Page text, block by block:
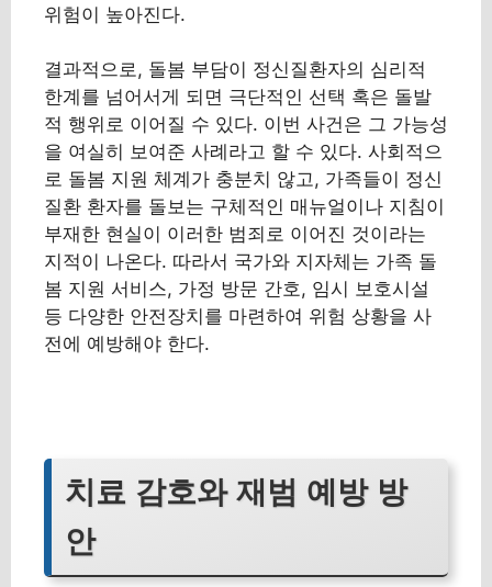
위험이 높아진다.
결과적으로, 돌봄 부담이 정신질환자의 심리적
한계를 넘어서게 되면 극단적인 선택 혹은 돌발
적 행위로 이어질 수 있다. 이번 사건은 그 가능성
을 여실히 보여준 사례라고 할 수 있다. 사회적으
로 돌봄 지원 체계가 충분치 않고, 가족들이 정신
질환 환자를 돌보는 구체적인 매뉴얼이나 지침이
부재한 현실이 이러한 범죄로 이어진 것이라는
지적이 나온다. 따라서 국가와 지자체는 가족 돌
봄 지원 서비스, 가정 방문 간호, 임시 보호시설
등 다양한 안전장치를 마련하여 위험 상황을 사
전에 예방해야 한다.
치료 감호와 재범 예방 방
안